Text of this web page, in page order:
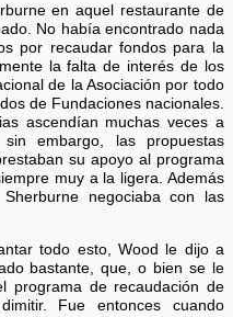
en aquel restaurante de
No había encontrado nada
por recaudar fondos para la
la falta de interés de los
de la Asociación por todo
de Fundaciones nacionales.
ascendían muchas veces a
embargo, las propuestas
su apoyo al programa
muy a la ligera. Además
negociaba con las
todo esto, Wood le dijo a
bastante, que, o bien se le
programa de recaudación de
Fue entonces cuando